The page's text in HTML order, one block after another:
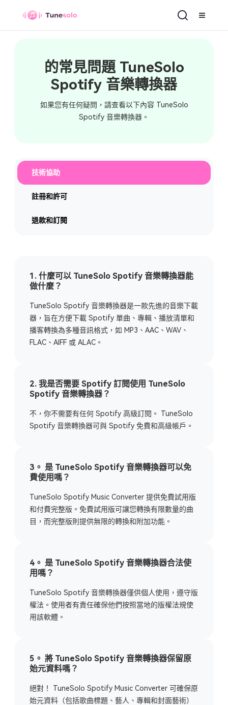
Spotify 音樂轉檔器
的常見問題 TuneSolo
Spotify 音樂轉換器
如果您有任何疑問，請查看以下內容 TuneSolo
Spotify 音樂轉換器。
技術協助
註冊和許可
退款和訂閱
1. 什麼可以 TuneSolo Spotify 音樂轉換器能
做什麼？
TuneSolo Spotify 音樂轉換器是一款先進的音樂下載
器，旨在方便下載 Spotify 單曲、專輯、播放清單和
播客轉換為多種音訊格式，如 MP3、AAC、WAV、
FLAC、AIFF 或 ALAC。
2. 我是否需要 Spotify 訂閱使用 TuneSolo
Spotify 音樂轉換器？
不，你不需要有任何 Spotify 高級訂閱。 TuneSolo
Spotify 音樂轉換器可與 Spotify 免費和高級帳戶。
3。 是 TuneSolo Spotify 音樂轉換器可以免
費使用嗎？
TuneSolo Spotify Music Converter 提供免費試用版
和付費完整版。免費試用版可讓您轉換有限數量的曲
目，而完整版則提供無限的轉換和附加功能。
4。 是 TuneSolo Spotify 音樂轉換器合法使
用嗎？
TuneSolo Spotify 音樂轉換器僅供個人使用，遵守版
權法。使用者有責任確保他們按照當地的版權法規使
用該軟體。
5。 將 TuneSolo Spotify 音樂轉換器保留原
始元資料嗎？
絕對！ TuneSolo Spotify Music Converter 可確保原
始元資料（包括歌曲標題、藝人、專輯和封面藝術）